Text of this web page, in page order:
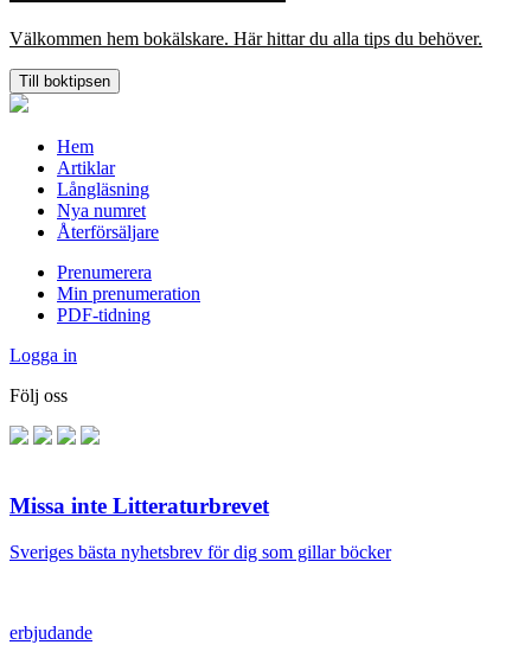
Välkommen hem bokälskare. Här hittar du alla tips du behöver.
Till boktipsen
Hem
Artiklar
Långläsning
Nya numret
Återförsäljare
Prenumerera
Min prenumeration
PDF-tidning
Logga in
Följ oss
Missa inte Litteraturbrevet
Sveriges bästa nyhetsbrev för dig som gillar böcker
erbjudande